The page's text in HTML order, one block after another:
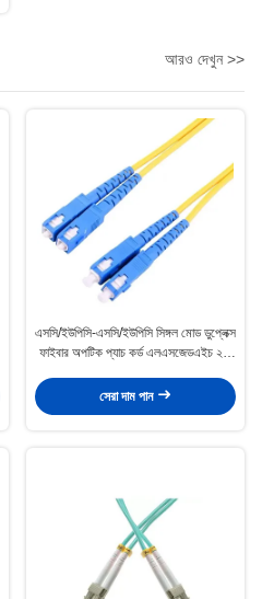
আরও দেখুন >>
এসসি/ইউপিসি-এসসি/ইউপিসি সিঙ্গল মোড ডুপ্লেক্স
ফাইবার অপটিক প্যাচ কর্ড এলএসজেডএইচ ২.০
সেরা দাম পান